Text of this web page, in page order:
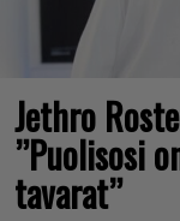
Jethro
”Puolisosi
tavarat”